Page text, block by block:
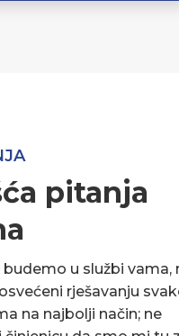
pitanja
budemo u službi vama,
rješavanju
na najbolji način; ne